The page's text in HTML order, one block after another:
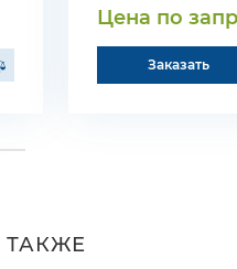
Цена по
Заказать
ТАКЖЕ